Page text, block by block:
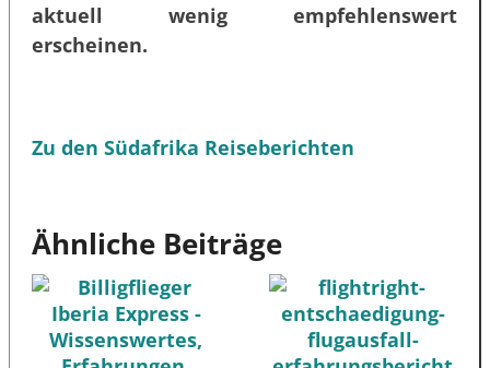
aktuell wenig empfehlenswert
erscheinen.
Zu den Südafrika Reiseberichten
Ähnliche Beiträge